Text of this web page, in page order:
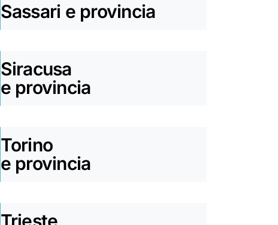
Sassari e provincia
Siracusa
e provincia
Torino
e provincia